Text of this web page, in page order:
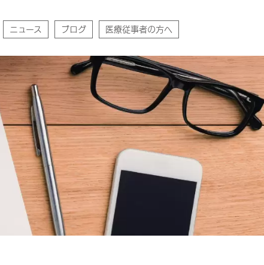
ニュース ブログ 医療従事者の方へ